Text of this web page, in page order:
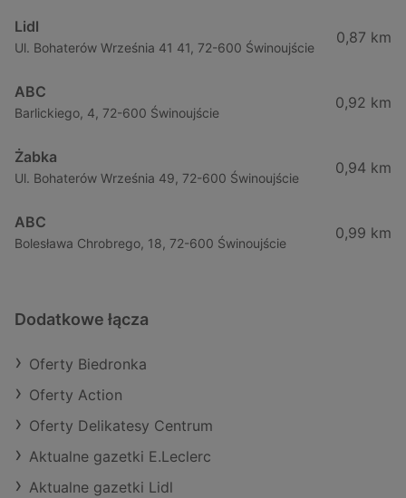
Lidl
Ul. Bohaterów Września 41 41, 72-600 Świnoujście
0,87 km
ABC
Barlickiego, 4, 72-600 Świnoujście
0,92 km
Żabka
Ul. Bohaterów Września 49, 72-600 Świnoujście
0,94 km
ABC
Bolesława Chrobrego, 18, 72-600 Świnoujście
0,99 km
Dodatkowe łącza
Oferty Biedronka
Oferty Action
Oferty Delikatesy Centrum
Aktualne gazetki E.Leclerc
Aktualne gazetki Lidl